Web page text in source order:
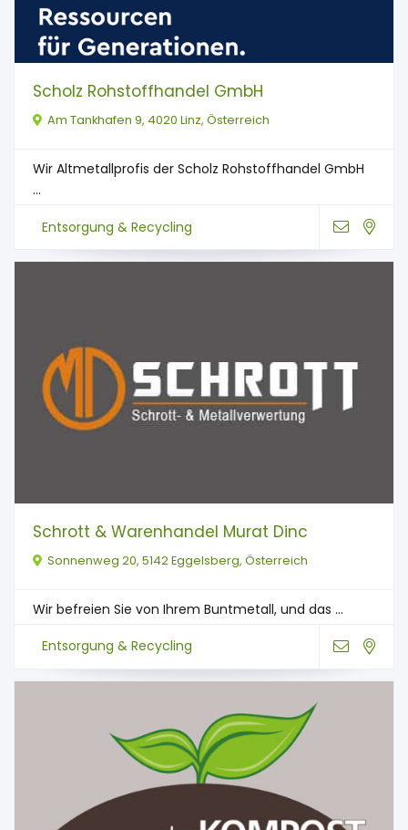
Scholz Rohstoffhandel GmbH
Am Tankhafen 9, 4020 Linz, Österreich
Wir Altmetallprofis der Scholz Rohstoffhandel GmbH
...
Entsorgung & Recycling
Schrott & Warenhandel Murat Dinc
Sonnenweg 20, 5142 Eggelsberg, Österreich
Wir befreien Sie von Ihrem Buntmetall, und das ...
Entsorgung & Recycling